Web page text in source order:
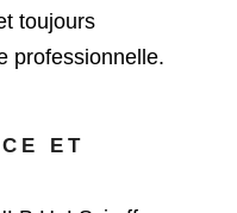
toujours
professionnelle.
ET